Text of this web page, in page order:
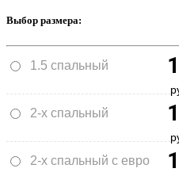
Выбор размера:
1.5 спальный
2-х спальный
2-х спальный с евро